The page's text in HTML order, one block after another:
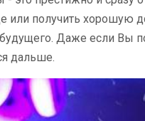
или получить хорошую
Даже если Вы
дальше.